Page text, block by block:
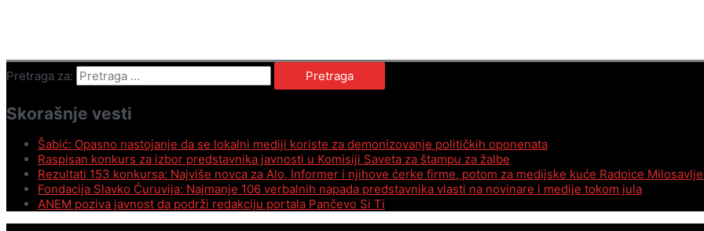
Pretraga za:
Skorašnje vesti
Šabić: Opasno nastojanje da se lokalni mediji koriste za demonizovanje političkih oponenata
Raspisan konkurs za izbor predstavnika javnosti u Komisiji Saveta za štampu za žalbe
Rezultati 153 konkursa: Najviše novca za Alo, Informer i njihove ćerke firme, potom za medijske kuće Radoice
Fondacija Slavko Ćuruvija: Najmanje 106 verbalnih napada predstavnika vlasti na novinare i medije tokom jula
ANEM poziva javnost da podrži redakciju portala Pančevo Si Ti